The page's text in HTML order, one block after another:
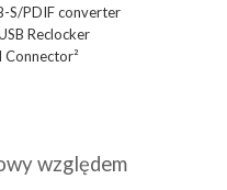
S/PDIF converter
Reclocker
Connector²
względem